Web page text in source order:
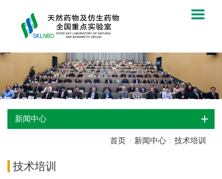
新闻中心
首页 新闻中心 技术培训
技术培训